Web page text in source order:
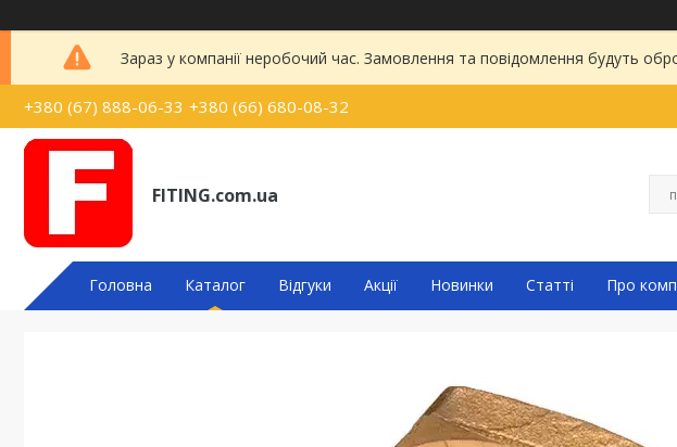
Зараз у компанії неробочий час. Замовлення та повідомлення будуть
+380 (67) 888-06-33 +380 (66) 680-08-32
FITING.com.ua
Головна Каталог Відгуки Акції Новинки Статті Про